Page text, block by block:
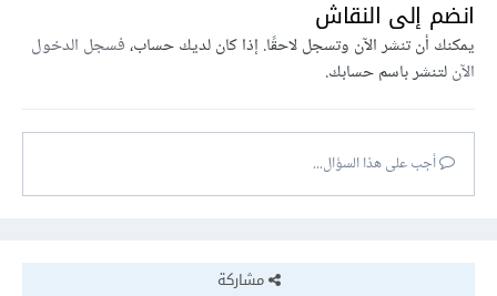
انضم إلى النقاش
يمكنك أن تنشر الآن وتسجل لاحقًا. إذا كان لديك حساب،فسجل الدخول
الآنلتنشر باسم حسابك.
أجب على هذا السؤال...
مشاركة